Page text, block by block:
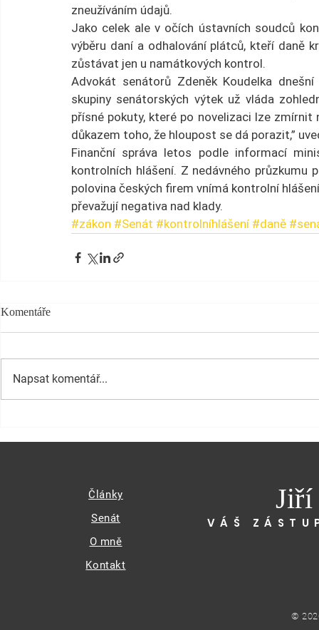
zneužíváním údajů.
Jako celek ale v očích ústavních soudců
výběru daní a odhalování plátců, kteří daně
zůstávat jen u namátkových kontrol.
Advokát senátorů Zdeněk Koudelka
skupiny senátorských výtek už vláda
přísné pokuty, které po novelizaci lze zmírnit
důkazem toho, že hloupost se dá porazit,”
Finanční správa letos podle informací
kontrolních hlášení. Z nedávného průzkumu
polovina českých firem vnímá kontrolní
převažují negativa nad klady.
#zákon #Senát #kontrolníhlášení #daně
Komentáře
Napsat komentář...
Články
Senát
O mně
Kontakt
Jiří
VÁŠ
©